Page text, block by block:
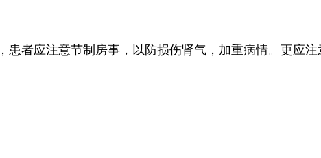
者应注意节制房事，以防损伤肾气，加重病情。更应